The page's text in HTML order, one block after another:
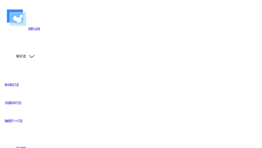
部署与运维
解决方案
数仓建设方案
全链路实时方案
数据资产API方案